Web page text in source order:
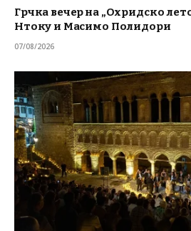
Грчка вечер на „Охридско
Нтоку и Масимо Полидори
07/08/2026